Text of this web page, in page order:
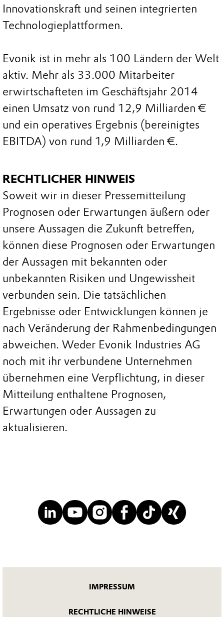
Innovationskraft und seinen integrierten
Technologieplattformen.
Evonik ist in mehr als 100 Ländern der Welt
aktiv. Mehr als 33.000 Mitarbeiter
erwirtschafteten im Geschäftsjahr 2014
einen Umsatz von rund 12,9 Milliarden €
und ein operatives Ergebnis (bereinigtes
EBITDA) von rund 1,9 Milliarden €.
RECHTLICHER HINWEIS
Soweit wir in dieser Pressemitteilung
Prognosen oder Erwartungen äußern oder
unsere Aussagen die Zukunft betreffen,
können diese Prognosen oder Erwartungen
der Aussagen mit bekannten oder
unbekannten Risiken und Ungewissheit
verbunden sein. Die tatsächlichen
Ergebnisse oder Entwicklungen können je
nach Veränderung der Rahmenbedingungen
abweichen. Weder Evonik Industries AG
noch mit ihr verbundene Unternehmen
übernehmen eine Verpflichtung, in dieser
Mitteilung enthaltene Prognosen,
Erwartungen oder Aussagen zu
aktualisieren.
IMPRESSUM
RECHTLICHE HINWEISE